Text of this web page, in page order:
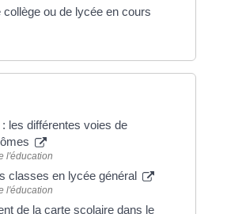
collège ou de lycée en cours
les différentes voies de
l'éducation
classes en lycée général
l'éducation
de la carte scolaire dans le